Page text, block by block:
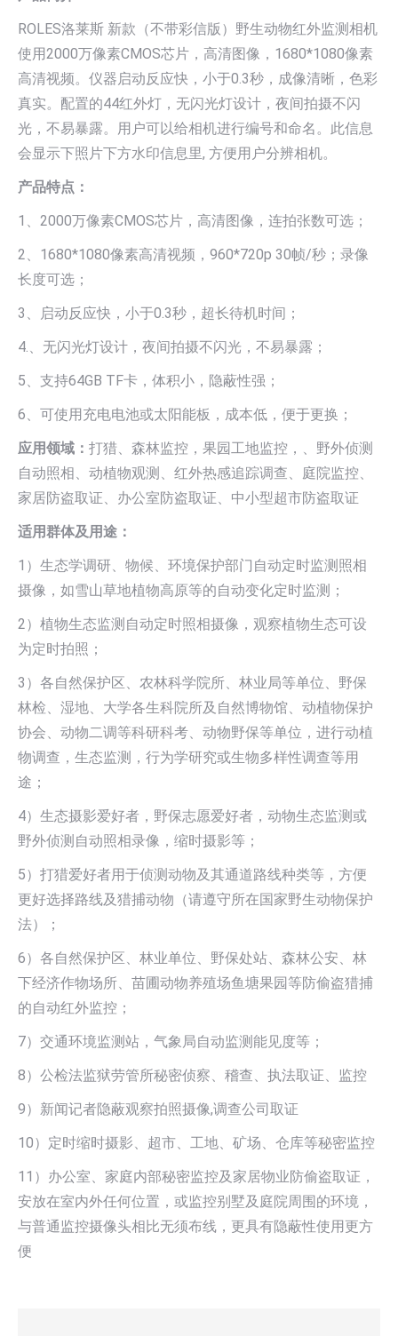
ROLES洛莱斯 新款（不带彩信版）野生动物红外监测相机
使用2000万像素CMOS芯片，高清图像，1680*1080像素
高清视频。仪器启动反应快，小于0.3秒，成像清晰，色彩
真实。配置的44红外灯，无闪光灯设计，夜间拍摄不闪
光，不易暴露。用户可以给相机进行编号和命名。此信息
会显示下照片下方水印信息里, 方便用户分辨相机。
产品特点：
1、2000万像素CMOS芯片，高清图像，连拍张数可选；
2、1680*1080像素高清视频，960*720p 30帧/秒；录像
长度可选；
3、启动反应快，小于0.3秒，超长待机时间；
4.、无闪光灯设计，夜间拍摄不闪光，不易暴露；
5、支持64GB TF卡，体积小，隐蔽性强；
6、可使用充电电池或太阳能板，成本低，便于更换；
应用领域： 打猎、森林监控，果园工地监控，、野外侦测
自动照相、动植物观测、红外热感追踪调查、庭院监控、
家居防盗取证、办公室防盗取证、中小型超市防盗取证
适用群体及用途：
1）生态学调研、物候、环境保护部门自动定时监测照相
摄像，如雪山草地植物高原等的自动变化定时监测；
2）植物生态监测自动定时照相摄像，观察植物生态可设
为定时拍照；
3）各自然保护区、农林科学院所、林业局等单位、野保
林检、湿地、大学各生科院所及自然博物馆、动植物保护
协会、动物二调等科研科考、动物野保等单位，进行动植
物调查，生态监测，行为学研究或生物多样性调查等用
途；
4）生态摄影爱好者，野保志愿爱好者，动物生态监测或
野外侦测自动照相录像，缩时摄影等；
5）打猎爱好者用于侦测动物及其通道路线种类等，方便
更好选择路线及猎捕动物（请遵守所在国家野生动物保护
法）；
6）各自然保护区、林业单位、野保处站、森林公安、林
下经济作物场所、苗圃动物养殖场鱼塘果园等防偷盗猎捕
的自动红外监控；
7）交通环境监测站，气象局自动监测能见度等；
8）公检法监狱劳管所秘密侦察、稽查、执法取证、监控
9）新闻记者隐蔽观察拍照摄像,调查公司取证
10）定时缩时摄影、超市、工地、矿场、仓库等秘密监控
11）办公室、家庭内部秘密监控及家居物业防偷盗取证，
安放在室内外任何位置，或监控别墅及庭院周围的环境，
与普通监控摄像头相比无须布线，更具有隐蔽性使用更方
便